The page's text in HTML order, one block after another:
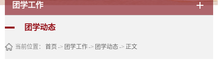
团学工作
团学动态
当前位置： 首页 -> 团学工作-> 团学动态-> 正文